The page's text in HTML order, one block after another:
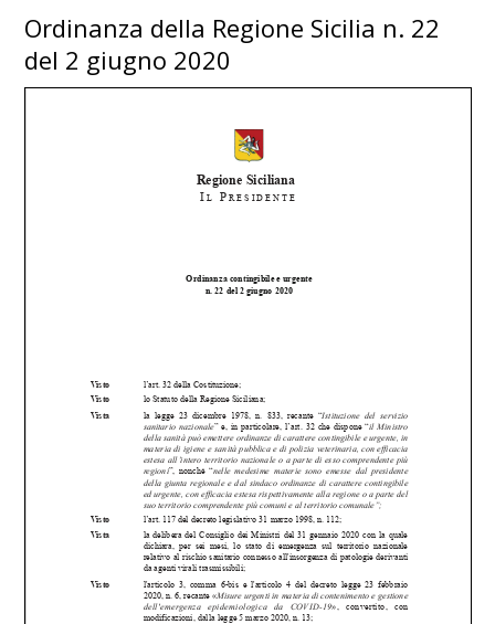
Ordinanza della Regione Sicilia n. 22
del 2 giugno 2020